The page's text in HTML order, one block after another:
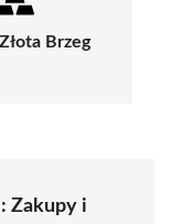
Brzeg
Zakupy i